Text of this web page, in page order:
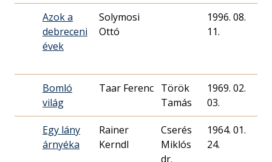
Azok a
debreceni
évek
Solymosi
Ottó
1996. 08.
11.
Bomló
világ
Taar Ferenc Török
Tamás
1969. 02.
03.
Egy lány
árnyéka
Rainer
Kerndl
Cserés
Miklós
dr.
1964. 01.
24.